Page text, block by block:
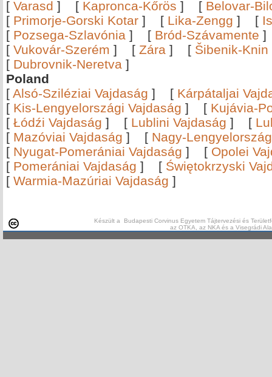
[ Varasd ] [ Kapronca-Kőrös ] [ Belovar-
[ Primorje-Gorski Kotar ] [ Lika-Zengg ] [
[ Pozsega-Szlavónia ] [ Bród-Szávamente
[ Vukovár-Szerém ] [ Zára ] [ Šibenik-Knin
[ Dubrovnik-Neretva ]
Poland
[ Alsó-Sziléziai Vajdaság ] [ Kárpátaljai
[ Kis-Lengyelországi Vajdaság ] [ Kujávia-
[ Łódźi Vajdaság ] [ Lublini Vajdaság ] [
[ Mazóviai Vajdaság ] [ Nagy-
[ Nyugat-Pomerániai Vajdaság ] [ Opolei
[ Pomerániai Vajdaság ] [ Świętokrzyski
[ Warmia-Mazúriai Vajdaság ]
Készült a Budapesti Corvinus Egyetem Tájtervezési és
az OTKA, az NKA és a Visegrádi